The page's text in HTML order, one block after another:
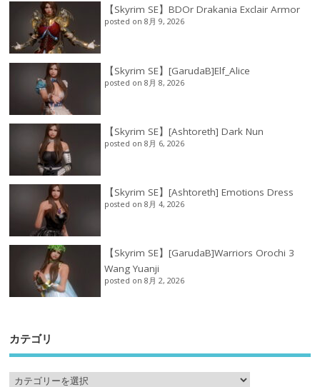
【Skyrim SE】BDOr Drakania Exclair Armor
posted on 8月 9, 2026
【Skyrim SE】[GarudaB]Elf_Alice
posted on 8月 8, 2026
【Skyrim SE】[Ashtoreth] Dark Nun
posted on 8月 6, 2026
【Skyrim SE】[Ashtoreth] Emotions Dress
posted on 8月 4, 2026
【Skyrim SE】[GarudaB]Warriors Orochi 3
Wang Yuanji
posted on 8月 2, 2026
カテゴリ